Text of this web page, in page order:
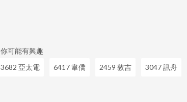
你可能有興趣
3682 亞太電
6417 韋僑 2459 敦吉 3047 訊舟